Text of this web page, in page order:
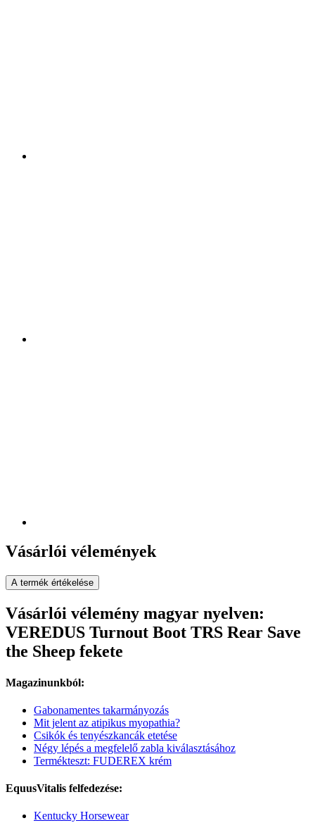
Vásárlói vélemények
A termék értékelése
Vásárlói vélemény magyar nyelven:
VEREDUS Turnout Boot TRS Rear Save
the Sheep fekete
Magazinunkból:
Gabonamentes takarmányozás
Mit jelent az atipikus myopathia?
Csikók és tenyészkancák etetése
Négy lépés a megfelelő zabla kiválasztásához
Termékteszt: FUDEREX krém
EquusVitalis felfedezése:
Kentucky Horsewear